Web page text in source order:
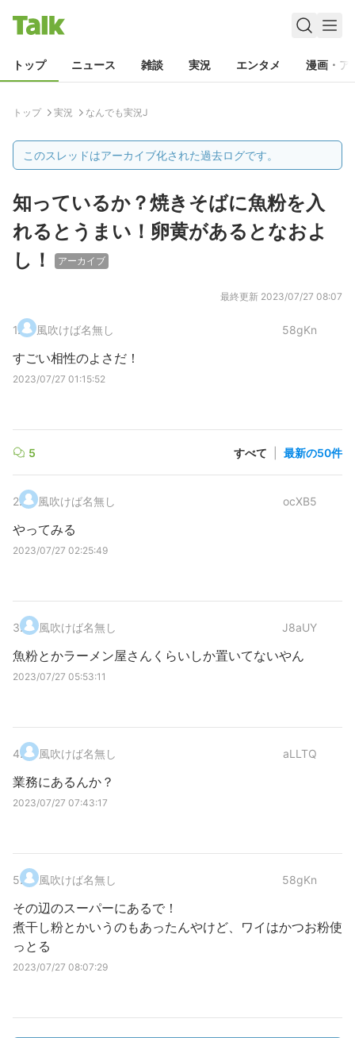
トップ ニュース 雑談 実況 エンタメ 漫画・ア
トップ 実況 なんでも実況J
このスレッドはアーカイブ化された過去ログです。
知っているか？焼きそばに魚粉を入
れるとうまい！卵黄があるとなおよ
し！
アーカイブ
最終更新 2023/07/27 08:07
1. 風吹けば名無し 58gKn
すごい相性のよさだ！
2023/07/27 01:15:52
5 すべて 最新の50件
2. 風吹けば名無し ocXB5
やってみる
2023/07/27 02:25:49
3. 風吹けば名無し J8aUY
魚粉とかラーメン屋さんくらいしか置いてないやん
2023/07/27 05:53:11
4. 風吹けば名無し aLLTQ
業務にあるんか？
2023/07/27 07:43:17
5. 風吹けば名無し 58gKn
その辺のスーパーにあるで！
煮干し粉とかいうのもあったんやけど、ワイはかつお粉使
っとる
2023/07/27 08:07:29